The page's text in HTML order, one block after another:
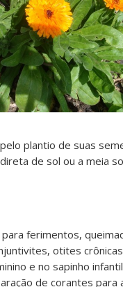
plantio de suas
de sol ou a meia
ferimentos,
otites
e no sapinho
de corantes para